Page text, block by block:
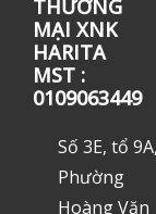
THƯƠNG
MẠI XNK
HARITA
MST :
0109063449
Số 3E, tổ 9A,
Phường
Hoàng Văn